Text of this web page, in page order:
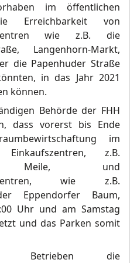
im öffentlichen
Erreichbarkeit von
wie z.B. die
Langenhorn-Markt,
die Papenhuder Straße
in das Jahr 2021
können.
Behörde der FHH
dass vorerst bis Ende
im
z.B.
Meile, und
wie z.B.
Eppendorfer Baum,
Uhr und am Samstag
und das Parken somit
Betrieben die